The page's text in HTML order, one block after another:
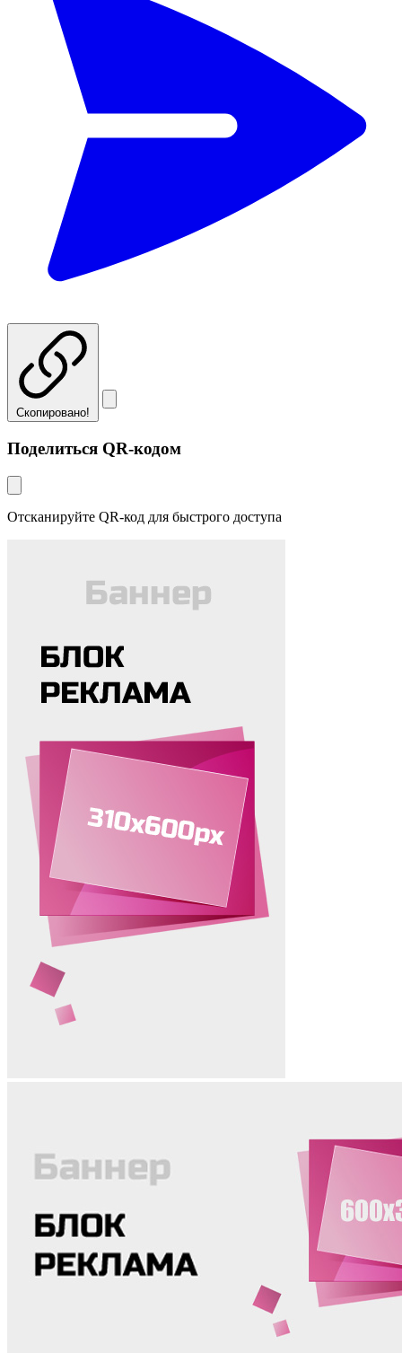
Скопировано!
Поделиться QR-кодом
Отсканируйте QR-код для быстрого доступа